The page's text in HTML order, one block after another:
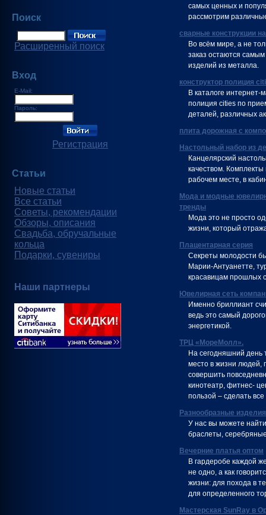
Поиск
Расширенный поиск
Вход
E-Mail:
Пароль:
Регистрация
Статьи
Новые статьи
Все статьи
Советы, рекомендации
Обзоры, описания
Свадьба, обручальные
кольца
Подарки, сувениры
Наши партнеры
самых ценных и
рассмотрим
сварные конструкции
Во всём мире, а не
заказ остаются
изделий из металла.
конструктор полиция
В каталоге интернет-
полиция cities по
деталей, различных
плита дорожная с
Настольный набор из
Канцелярский
качеством.
рабочем месте, в
Мода и модные
тренды
Мода это не просто
жизни, который
Плацентарная серия
Секреты молодости
Марии-Антуанетте,
красавицам прошлых
Ювелирная сеть
Именно бриллиант
ведь это самый
энергетикой.
ТРЦ «МореМолл».
На сегодняшний день
место в жизни людей,
совершить
кинотеатр, фитнес-
пользой – сделать все
Разнообразные
У нас вы можете
браслеты,
Вечерние платья оптом
В гардеробе каждой
не одно, а как
жизни: для похода в
для определенного
Мастерская SunRay в